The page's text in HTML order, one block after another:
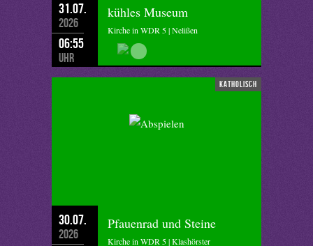
31.07.
2026
06:55
Uhr
kühles Museum
Kirche in WDR 5 | Nelißen
katholisch
30.07.
2026
Pfauenrad und Steine
Kirche in WDR 5 | Klashörster